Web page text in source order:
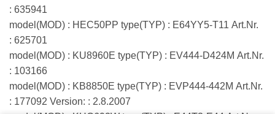
: 635941
model(MOD) : HEC50PP type(TYP) : E64YY5-T11 Art.Nr.
: 625701
model(MOD) : KU8960E type(TYP) : EV444-D424M Art.Nr.
: 103166
model(MOD) : KB8850E type(TYP) : EVP444-442M Art.Nr.
: 177092 Version: : 2.8.2007